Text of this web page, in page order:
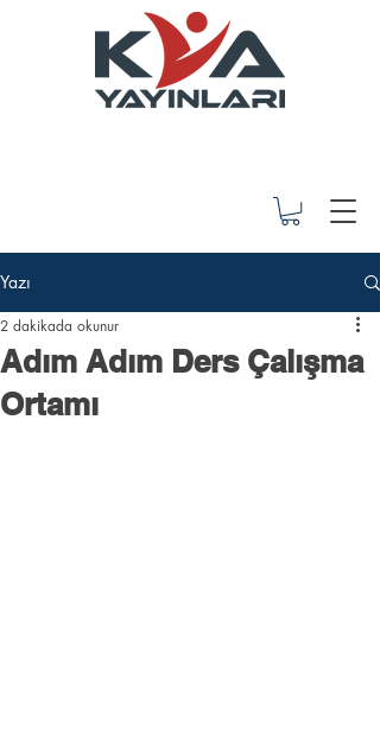
Yazı
Adım Adım Ders Çalışma
Ortamı
2 dakikada okunur